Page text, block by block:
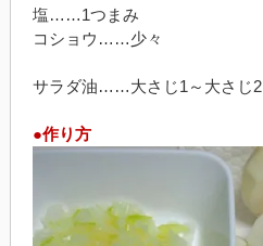
塩……1つまみ
コショウ……少々
サラダ油……大さじ1～大さじ2
●作り方